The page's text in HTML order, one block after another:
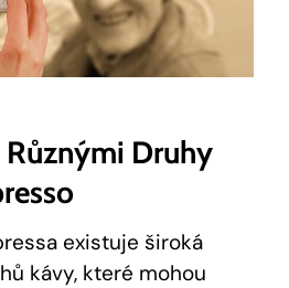
Druhy
existuje široká
kávy, které mohou